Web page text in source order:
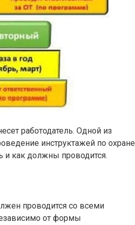
работодатель. Одной из
инструктажей по охране
и как должны проводится.
проводится со всеми
от формы